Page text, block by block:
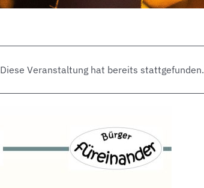
Diese Veranstaltung hat bereits stattgefunden.